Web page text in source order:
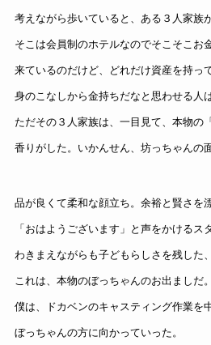
考えながら歩いていると、ある３人家族
そこは会員制のホテルなのでそこそこお
来ているのだけど、どれだけ資産を持っ
身のこなしから金持ちだなと思わせる人
ただその３人家族は、一目見て、本物の
香りがした。いかんせん、坊っちゃんの
品が良くて柔和な顔立ち。余裕と賢さを
「おはようございます」と声をかけるス
わきまえながらも子どもらしさを残した
これは、本物のぼっちゃんのお出ましだ。
僕は、ドカベンのキャスティング作業を
ぼっちゃんの方に向かっていった。